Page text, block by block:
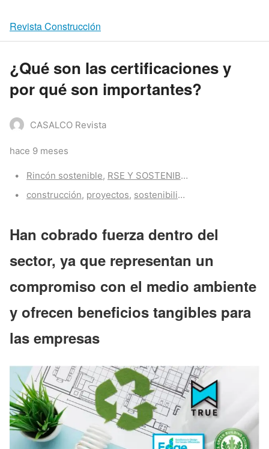
Revista Construcción
¿Qué son las certificaciones y
por qué son importantes?
CASALCO Revista
hace 9 meses
Categories:
Rincón sostenible, RSE Y SOSTENIBILIDAD
Tags:
construcción, proyectos, sostenibilidad
Han cobrado fuerza dentro del
sector, ya que representan un
compromiso con el medio ambiente
y ofrecen beneficios tangibles para
las empresas